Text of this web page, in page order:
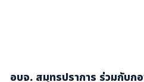
อบจ. สมุทรปราการ ร่วมกับ